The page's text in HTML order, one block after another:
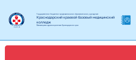
Государственное бюджетное профессиональное образовательное учреждение
Краснодарский краевой базовый медицинский
колледж
Министерства здравоохранения Краснодарского края